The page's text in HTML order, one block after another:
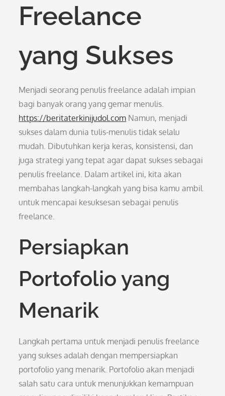
Freelance
yang Sukses
Menjadi seorang penulis freelance adalah impian
bagi banyak orang yang gemar menulis.
https://beritaterkinijudol.com Namun, menjadi
sukses dalam dunia tulis-menulis tidak selalu
mudah. Dibutuhkan kerja keras, konsistensi, dan
juga strategi yang tepat agar dapat sukses sebagai
penulis freelance. Dalam artikel ini, kita akan
membahas langkah-langkah yang bisa kamu ambil
untuk mencapai kesuksesan sebagai penulis
freelance.
Persiapkan
Portofolio yang
Menarik
Langkah pertama untuk menjadi penulis freelance
yang sukses adalah dengan mempersiapkan
portofolio yang menarik. Portofolio akan menjadi
salah satu cara untuk menunjukkan kemampuan